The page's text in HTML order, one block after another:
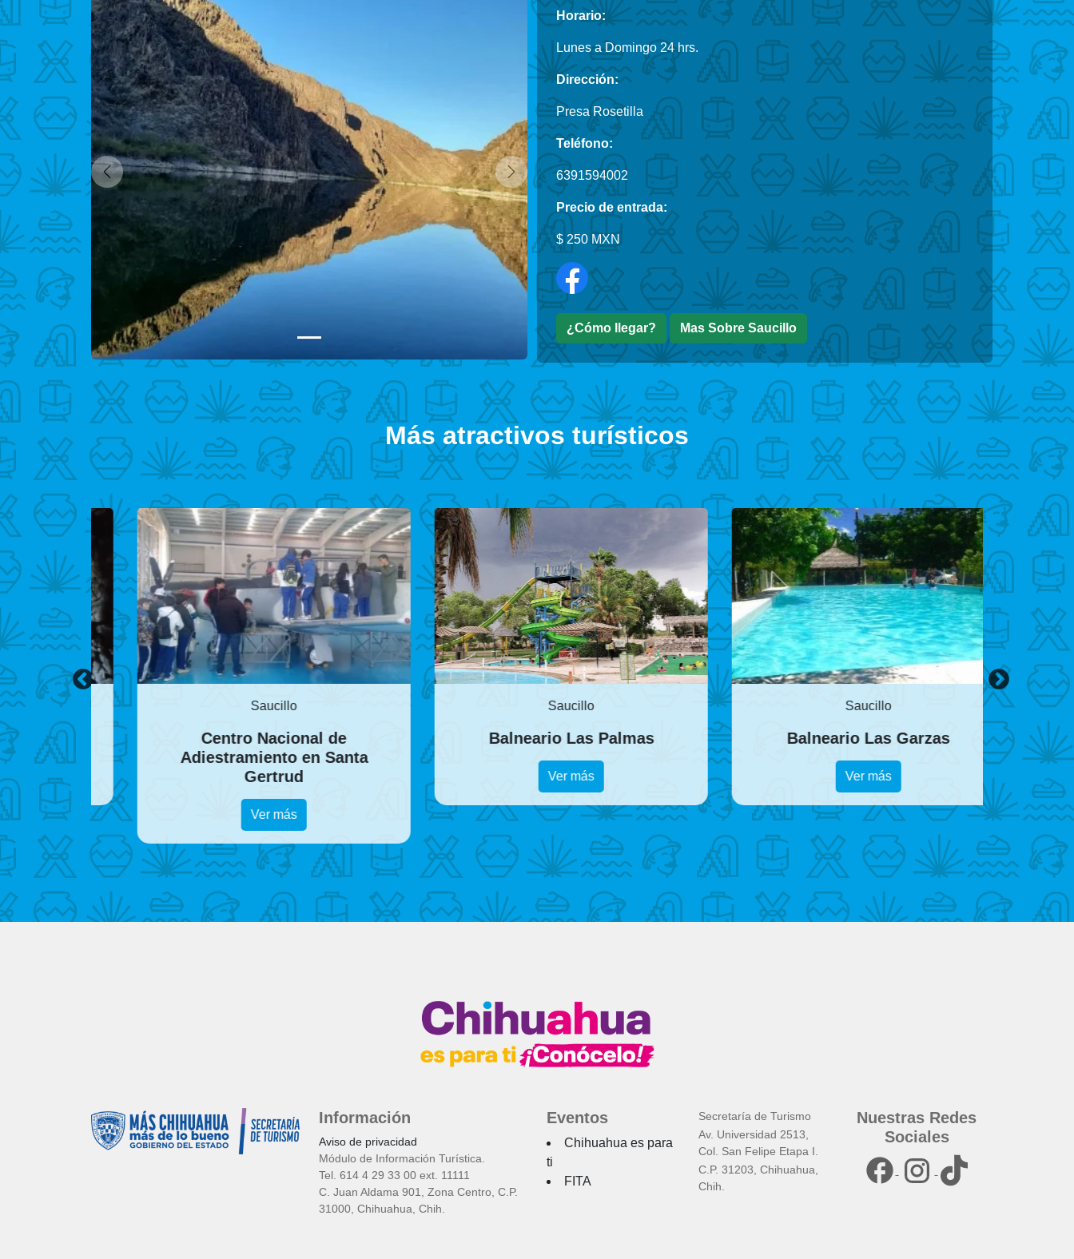
Anterior Siguiente
Horario:
Lunes a Domingo 24 hrs.
Dirección:
Presa Rosetilla
Teléfono:
6391594002
Precio de entrada:
$ 250 MXN
¿Cómo llegar? Mas Sobre Saucillo
Más atractivos turísticos
Saucillo
Centro Nacional de
Adiestramiento en Santa
Gertrud
Ver más
Saucillo
Balneario Las Palmas
Ver más
Saucillo
Balneario Las Garzas
Ver más
Club
Información
Aviso de privacidad
Módulo de Información Turística.
Tel. 614 4 29 33 00 ext. 11111
C. Juan Aldama 901, Zona Centro, C.P.
31000, Chihuahua, Chih.
Eventos
Chihuahua es para
ti
FITA
Secretaría de Turismo
Av. Universidad 2513,
Col. San Felipe Etapa I.
C.P. 31203, Chihuahua,
Chih.
Nuestras Redes
Sociales